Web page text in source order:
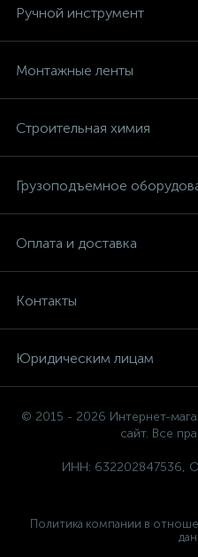
Ручной инструмент
Монтажные ленты
Строительная химия
Грузоподъемное
Оплата и доставка
Контакты
Юридическим лицам
© 2015 - 2026 Интернет-
сайт. Все
ИНН: 632202847536,
Политика компании в